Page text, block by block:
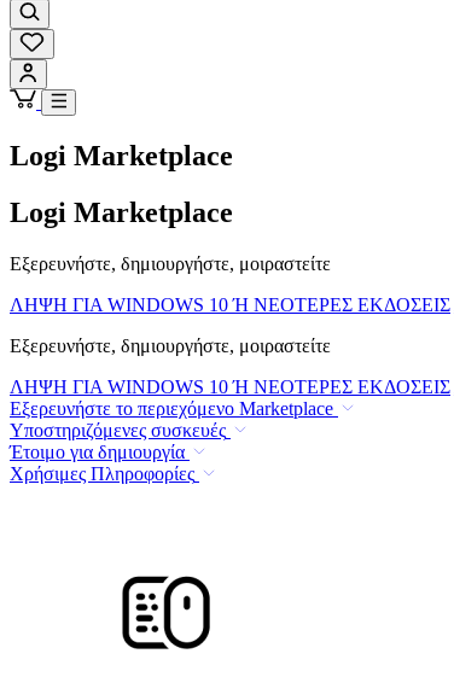
Logi Marketplace
Logi Marketplace
Εξερευνήστε, δημιουργήστε, μοιραστείτε
ΛΗΨΗ ΓΙΑ WINDOWS 10 Ή ΝΕΟΤΕΡΕΣ ΕΚΔΟΣΕΙΣ
Εξερευνήστε, δημιουργήστε, μοιραστείτε
ΛΗΨΗ ΓΙΑ WINDOWS 10 Ή ΝΕΟΤΕΡΕΣ ΕΚΔΟΣΕΙΣ
Εξερευνήστε το περιεχόμενο Marketplace
Υποστηριζόμενες συσκευές
Έτοιμο για δημιουργία
Χρήσιμες Πληροφορίες